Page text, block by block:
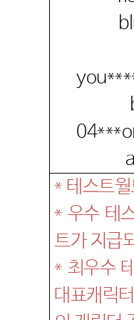
* 테스트
* 우수 테
트가 지급
* 최우수
대표캐릭